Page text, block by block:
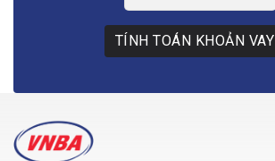
TÍNH TOÁN KHOẢN VAY